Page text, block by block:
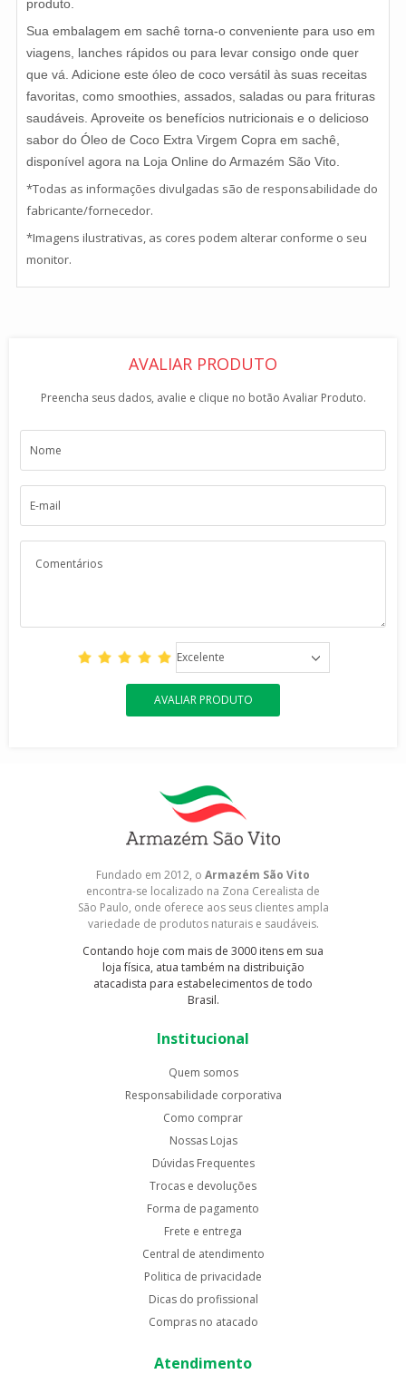
produto.
Sua embalagem em sachê torna-o conveniente para uso em
viagens, lanches rápidos ou para levar consigo onde quer
que vá. Adicione este óleo de coco versátil às suas receitas
favoritas, como smoothies, assados, saladas ou para frituras
saudáveis. Aproveite os benefícios nutricionais e o delicioso
sabor do Óleo de Coco Extra Virgem Copra em sachê,
disponível agora na Loja Online do Armazém São Vito.
*Todas as informações divulgadas são de responsabilidade do
fabricante/fornecedor.
*Imagens ilustrativas, as cores podem alterar conforme o seu
monitor.
AVALIAR PRODUTO
Preencha seus dados, avalie e clique no botão Avaliar Produto.
Excelente
AVALIAR PRODUTO
Fundado em 2012, o Armazém São Vito
encontra-se localizado na Zona Cerealista de
São Paulo, onde oferece aos seus clientes ampla
variedade de produtos naturais e saudáveis.
Contando hoje com mais de 3000 itens em sua
loja física, atua também na distribuição
atacadista para estabelecimentos de todo
Brasil.
Institucional
Quem somos
Responsabilidade corporativa
Como comprar
Nossas Lojas
Dúvidas Frequentes
Trocas e devoluções
Forma de pagamento
Frete e entrega
Central de atendimento
Politica de privacidade
Dicas do profissional
Compras no atacado
Atendimento